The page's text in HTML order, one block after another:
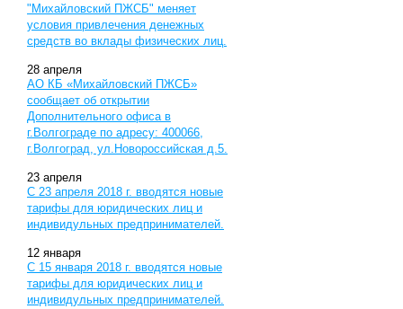
"Михайловский ПЖСБ" меняет
условия привлечения денежных
средств во вклады физических лиц.
28 апреля
АО КБ «Михайловский ПЖСБ»
сообщает об открытии
Дополнительного офиса в
г.Волгограде по адресу: 400066,
г.Волгоград, ул.Новороссийская д.5.
23 апреля
С 23 апреля 2018 г. вводятся новые
тарифы для юридических лиц и
индивидульных предпринимателей.
12 января
С 15 января 2018 г. вводятся новые
тарифы для юридических лиц и
индивидульных предпринимателей.